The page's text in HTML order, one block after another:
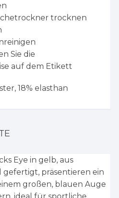
trocknen
Sie die
auf dem Etikett
18% elasthan